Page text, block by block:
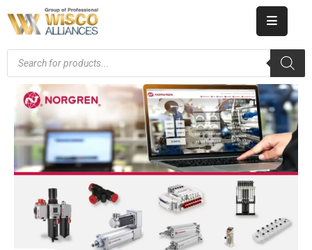
HOME
ABOUT
US
PRODUCT
CATALOG
KNOWLEDGE
CAREERS